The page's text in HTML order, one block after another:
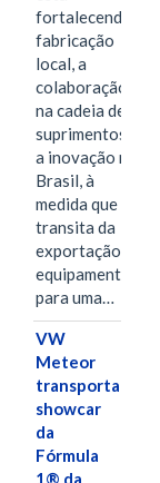
fortalecendo a
fabricação
local, a
colaboração
na cadeia de
suprimentos e
a inovação no
Brasil, à
medida que
transita da
exportação de
equipamentos
para uma…
VW
Meteor
transporta
showcar
da
Fórmula
1® da